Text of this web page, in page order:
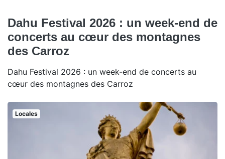
Dahu Festival 2026 : un week-end de
concerts au cœur des montagnes
des Carroz
Dahu Festival 2026 : un week-end de concerts au
cœur des montagnes des Carroz
Locales